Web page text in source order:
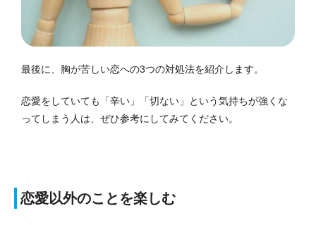
最後に、胸が苦しい恋への3つの対処法を紹介します。
恋愛をしていても「辛い」「切ない」という気持ちが強くな
ってしまう人は、ぜひ参考にしてみてください。
恋愛以外のことを楽しむ